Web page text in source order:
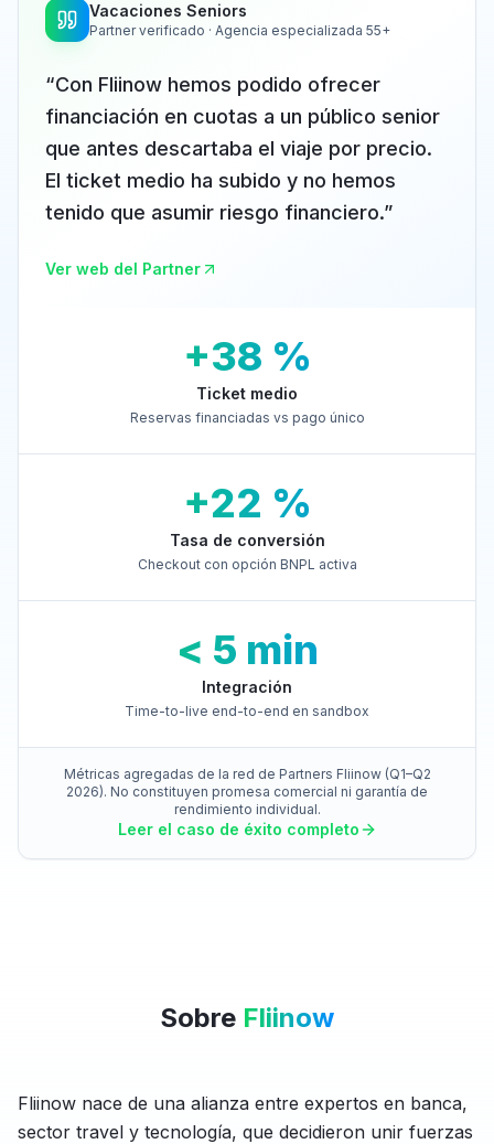
Vacaciones Seniors
Partner verificado · Agencia especializada 55+
“Con Fliinow hemos podido ofrecer
financiación en cuotas a un público senior
que antes descartaba el viaje por precio.
El ticket medio ha subido y no hemos
tenido que asumir riesgo financiero.”
Ver web del Partner
+38 %
Ticket medio
Reservas financiadas vs pago único
+22 %
Tasa de conversión
Checkout con opción BNPL activa
< 5 min
Integración
Time-to-live end-to-end en sandbox
Métricas agregadas de la red de Partners Fliinow (Q1–Q2
2026). No constituyen promesa comercial ni garantía de
rendimiento individual.
Leer el caso de éxito completo
Sobre Fliinow
Fliinow nace de una alianza entre expertos en banca,
sector travel y tecnología, que decidieron unir fuerzas